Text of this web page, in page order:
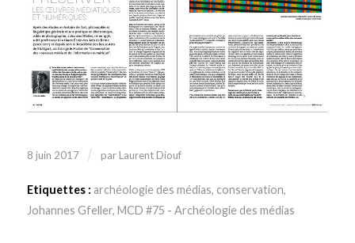
8 juin 2017 / par Laurent Diouf
Etiquettes : archéologie des médias, conservation,
Johannes Gfeller, MCD #75 - Archéologie des médias